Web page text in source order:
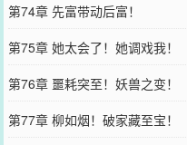
第74章 先富带动后富！
第75章 她太会了！她调戏我！
第76章 噩耗突至！妖兽之变！
第77章 柳如烟！破家藏至宝！